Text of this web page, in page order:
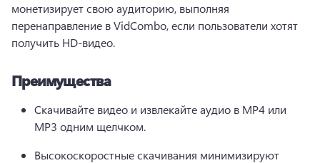
монетизирует свою аудиторию, выполняя
перенаправление в VidCombo, если пользователи хотят
получить HD-видео.
Преимущества
Скачивайте видео и извлекайте аудио в MP4 или
MP3 одним щелчком.
Высокоскоростные скачивания минимизируют